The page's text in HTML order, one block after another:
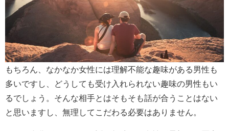
もちろん、なかなか女性には理解不能な趣味がある男性も
多いですし、どうしても受け入れられない趣味の男性もい
るでしょう。そんな相手とはそもそも話が合うことはない
と思いますし、無理してこだわる必要はありません。